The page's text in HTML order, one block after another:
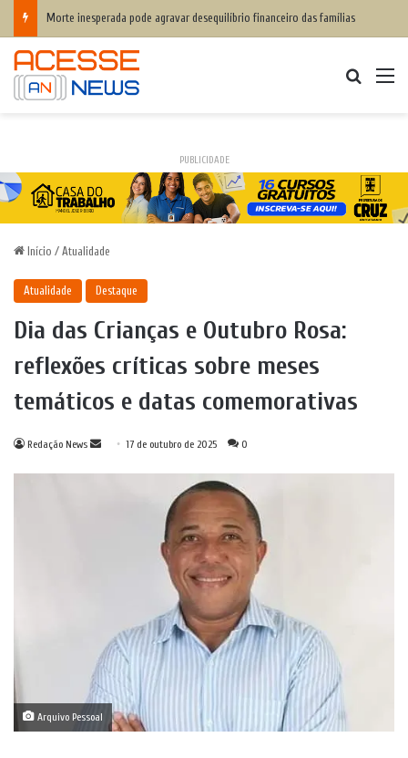
Morte inesperada pode agravar desequilíbrio financeiro das famílias
PUBLICIDADE
Início / Atualidade
Atualidade Destaque
Dia das Crianças e Outubro Rosa:
reflexões críticas sobre meses
temáticos e datas comemorativas
Redação News
Mande17 de outubro de 2025 0
Arquivo Pessoal